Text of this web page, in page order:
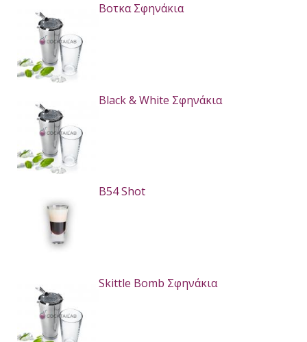
Βοτκα Σφηνάκια
Black & White Σφηνάκια
B54 Shot
Skittle Bomb Σφηνάκια